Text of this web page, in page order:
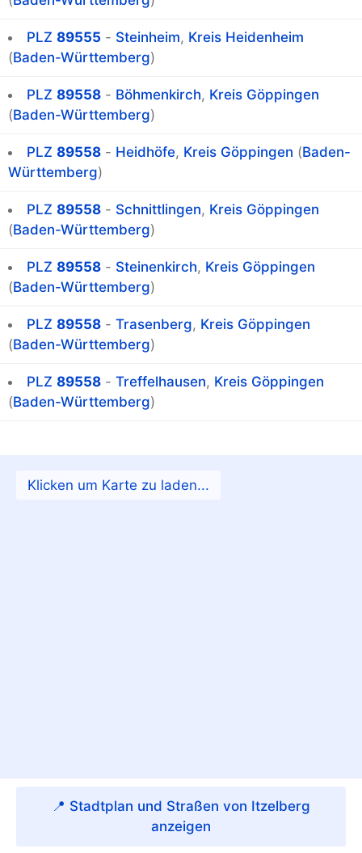
PLZ 89555 - Steinheim, Kreis Heidenheim
(Baden-Württemberg)
PLZ 89558 - Böhmenkirch, Kreis Göppingen
(Baden-Württemberg)
PLZ 89558 - Heidhöfe, Kreis Göppingen (Baden-
Württemberg)
PLZ 89558 - Schnittlingen, Kreis Göppingen
(Baden-Württemberg)
PLZ 89558 - Steinenkirch, Kreis Göppingen
(Baden-Württemberg)
PLZ 89558 - Trasenberg, Kreis Göppingen
(Baden-Württemberg)
PLZ 89558 - Treffelhausen, Kreis Göppingen
(Baden-Württemberg)
📍 Stadtplan und Straßen von Itzelberg
anzeigen